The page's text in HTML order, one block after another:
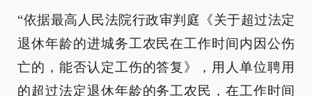
“依据最高人民法院行政审判庭《关于超过法定
退休年龄的进城务工农民在工作时间内因公伤
亡的，能否认定工伤的答复》，用人单位聘用
的超过法定退休年龄的务工农民，在工作时间